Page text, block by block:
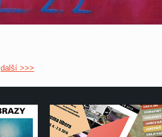
další >>>